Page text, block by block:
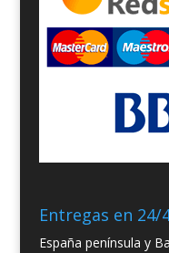
Entregas en 24/
España península y